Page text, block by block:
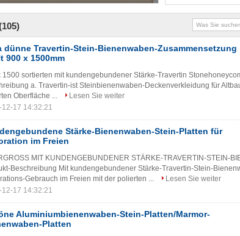
dünne Travertin-Stein-Bienenwaben-Zusammensetzung
900 x 1500mm
1500 sortierten mit kundengebundener Stärke-Travertin
a. Travertin-ist Steinbienenwaben-Deckenverkleidung für
Oberfläche ...
Lesen Sie weiter
17 14:32:21
Stärke-Bienenwaben-Stein-Platten für
im Freien
MIT KUNDENGEBUNDENER STÄRKE-TRAVERTIN-STEIN-
Beschreibung Mit kundengebundener Stärke-Travertin-Stein-
Gebrauch im Freien mit der polierten ...
Lesen Sie weiter
17 14:32:21
Aluminiumbienenwaben-Stein-Platten/Marmor-
Platten